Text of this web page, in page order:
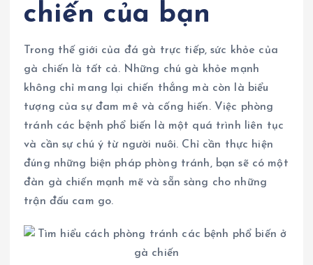
chiến của bạn
Trong thế giới của đá gà trực tiếp, sức khỏe của
gà chiến là tất cả. Những chú gà khỏe mạnh
không chỉ mang lại chiến thắng mà còn là biểu
tượng của sự đam mê và cống hiến. Việc phòng
tránh các bệnh phổ biến là một quá trình liên tục
và cần sự chú ý từ người nuôi. Chỉ cần thực hiện
đúng những biện pháp phòng tránh, bạn sẽ có một
đàn gà chiến mạnh mẽ và sẵn sàng cho những
trận đấu cam go.